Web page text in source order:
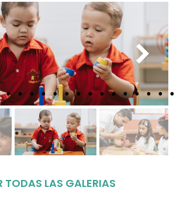
TODAS LAS GALERIAS